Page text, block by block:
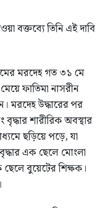
বক্তব্যে তিনি এই দাবি
মরদেহ গত ৩১ মে
ফাতিমা নাসরীন
মরদেহ উদ্ধারের পর
বৃদ্ধার শারীরিক অবস্থার
ছড়িয়ে পড়ে, যা
এক ছেলে মোংলা
বুয়েটের শিক্ষক।